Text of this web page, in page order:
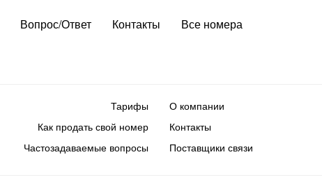
Вопрос/Ответ Контакты Все номера
Тарифы
Как продать свой номер
Частозадаваемые вопросы
О компании
Контакты
Поставщики связи